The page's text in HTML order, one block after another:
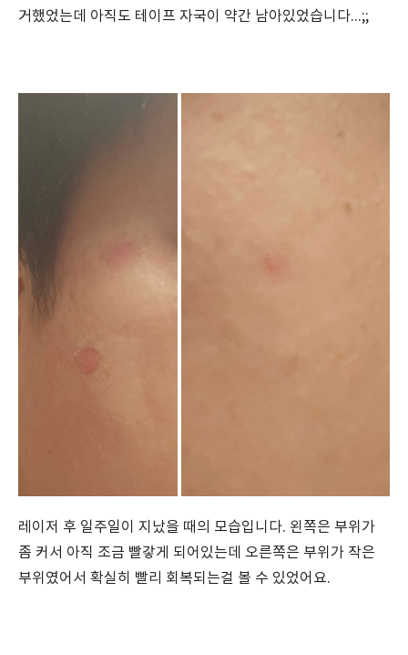
거했었는데 아직도 테이프 자국이 약간 남아있었습니다...;;
레이저 후 일주일이 지났을 때의 모습입니다. 왼쪽은 부위가
좀 커서 아직 조금 빨갛게 되어있는데 오른쪽은 부위가 작은
부위였어서 확실히 빨리 회복되는걸 볼 수 있었어요.